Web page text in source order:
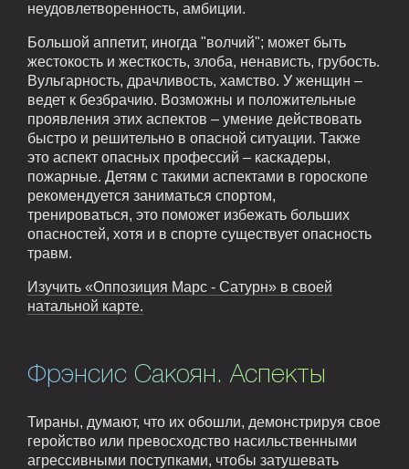
неудовлетворенность, амбиции.
Большой аппетит, иногда "волчий"; может быть
жестокость и жесткость, злоба, ненависть, грубость.
Вульгарность, драчливость, хамство. У женщин –
ведет к безбрачию. Возможны и положительные
проявления этих аспектов – умение действовать
быстро и решительно в опасной ситуации. Также
это аспект опасных профессий – каскадеры,
пожарные. Детям с такими аспектами в гороскопе
рекомендуется заниматься спортом,
тренироваться, это поможет избежать больших
опасностей, хотя и в спорте существует опасность
травм.
Изучить «Оппозиция Марс - Сатурн» в своей
натальной карте.
Фрэнсис Сакоян. Аспекты
Тираны, думают, что их обошли, демонстрируя свое
геройство или превосходство насильственными
агрессивными поступками, чтобы затушевать